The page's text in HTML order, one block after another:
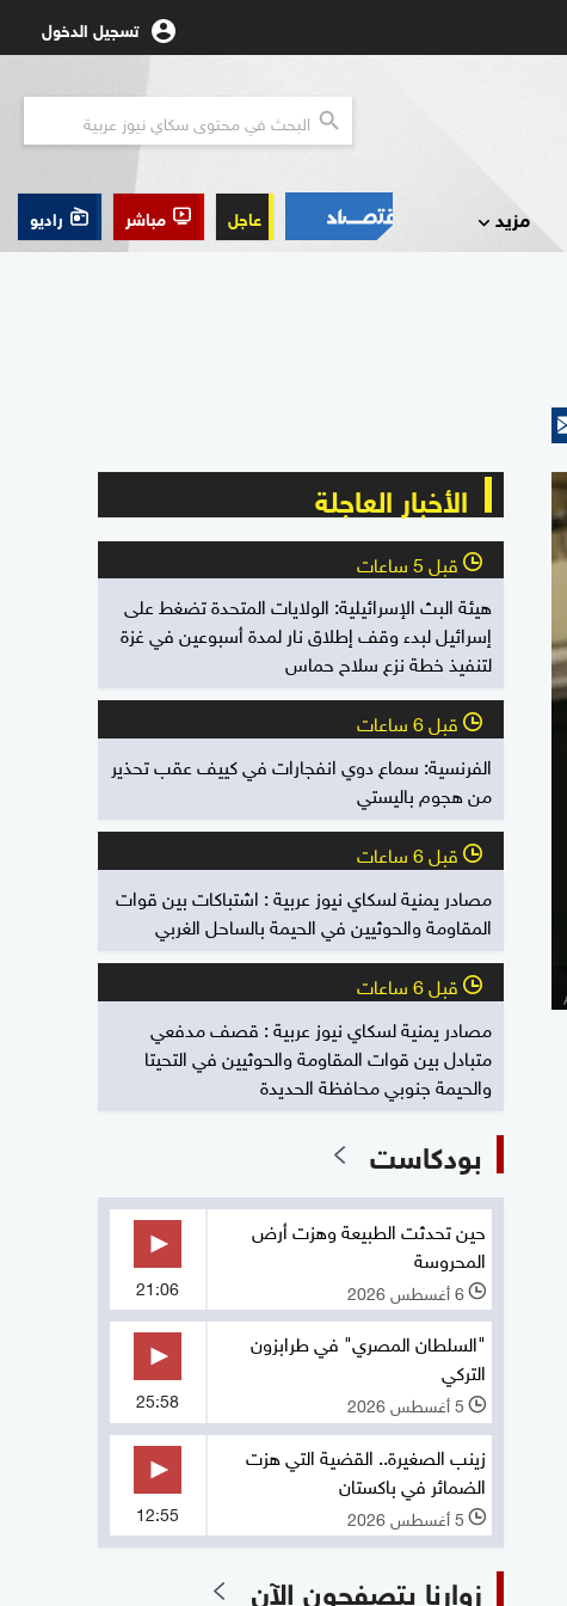
تسجيل الدخول
مزيد عاجل مباشر راديو
الأخبار العاجلة
l قبل 5 ساعات
هيئة البث الإسرائيلية: الولايات المتحدة تضغط على
إسرائيل لبدء وقف إطلاق نار لمدة أسبوعين في غزة
لتنفيذ خطة نزع سلاح حماس
l قبل 6 ساعات
الفرنسية: سماع دوي انفجارات في كييف عقب تحذير
من هجوم باليستي
l قبل 6 ساعات
مصادر يمنية لسكاي نيوز عربية : اشتباكات بين قوات
المقاومة والحوثيين في الحيمة بالساحل الغربي
l قبل 6 ساعات
مصادر يمنية لسكاي نيوز عربية : قصف مدفعي
متبادل بين قوات المقاومة والحوثيين في التحيتا
والحيمة جنوبي محافظة الحديدة
بودكاست
حين تحدثت الطبيعة وهزت أرض
المحروسة
l 6 أغسطس 2026 21:06
"السلطان المصري" في طرابزون
التركي
l 5 أغسطس 2026 25:58
زينب الصغيرة.. القضية التي هزت
الضمائر في باكستان
l 5 أغسطس 2026 12:55
زوارنا يتصفحون الآن